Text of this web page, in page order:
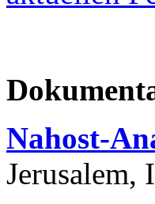
Nahost-
Jerusalem,